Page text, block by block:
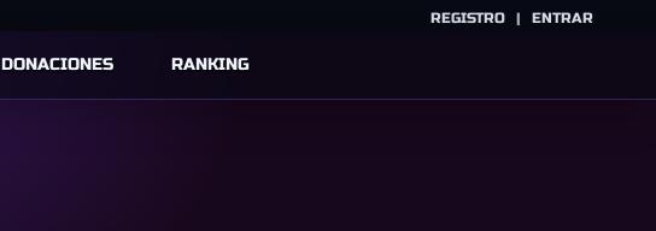
REGISTRO | ENTRAR
DONACIONES RANKING